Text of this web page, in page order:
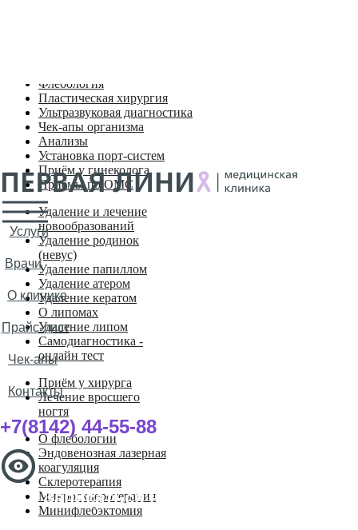
Услуги
Врачи
О клинике
Прайс-лист
Чек-апы
Контакты
+7(8142) 44-55-88
Записаться на прием
Флебология
Пластическая хирургия
Ультразвуковая диагностика
Чек-апы организма
Анализы
Установка порт-систем
Приём у гинеколога
Приёмы по ОМС
Удаление и лечение
новообразований
Удаление родинок
(невус)
Удаление папиллом
Удаление атером
Удаление кератом
О липомах
Удаление липом
Самодиагностика -
онлайн тест
Приём у хирурга
Лечение вросшего
ногтя
О флебологии
Эндовенозная лазерная
коагуляция
Склеротерапия
Микросклеротерапия
Минифлебэктомия